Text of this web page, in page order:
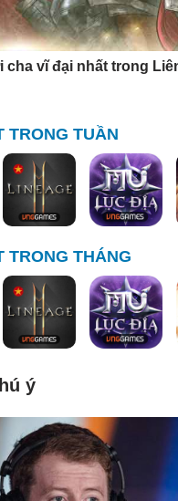
cha vĩ đại nhất trong
TRONG TUẦN
TRONG THÁNG
ý